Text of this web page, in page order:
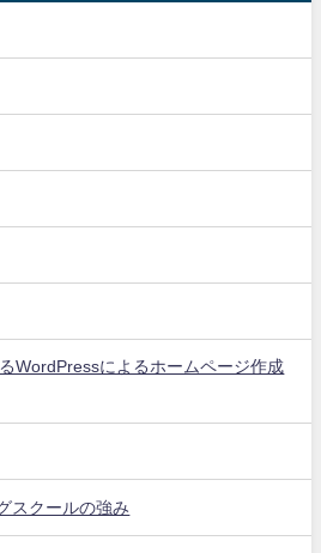
WordPressによるホームページ作成
スクールの強み